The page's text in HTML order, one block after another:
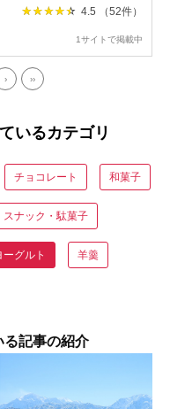
4.5 （52件）
1サイトで掲載中
› ››
いるカテゴリ
チョコレート 和菓子
スナック・駄菓子
ーグルト 羊羹
る記事の紹介